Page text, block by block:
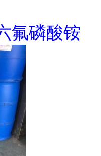
氟磷酸铵